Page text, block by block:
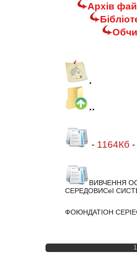
Архів
.
..
- 1164Кб -
ВИВЧЕННЯ
СЕРЕДОВИСеІ
ФОЮНДАТІОН